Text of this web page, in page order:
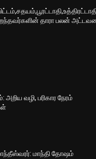
தாரா பலன்
அறிய வழி, பரிகார நேரம்
மாந்தி தோஷம்